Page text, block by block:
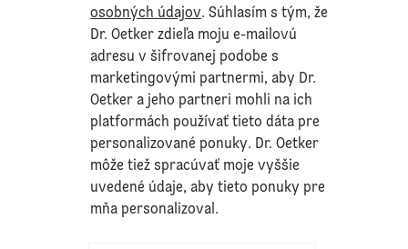
osobných údajov. Súhlasím s tým, že
Dr. Oetker zdieľa moju e-mailovú
adresu v šifrovanej podobe s
marketingovými partnermi, aby Dr.
Oetker a jeho partneri mohli na ich
platformách používať tieto dáta pre
personalizované ponuky. Dr. Oetker
môže tiež spracúvať moje vyššie
uvedené údaje, aby tieto ponuky pre
mňa personalizoval.